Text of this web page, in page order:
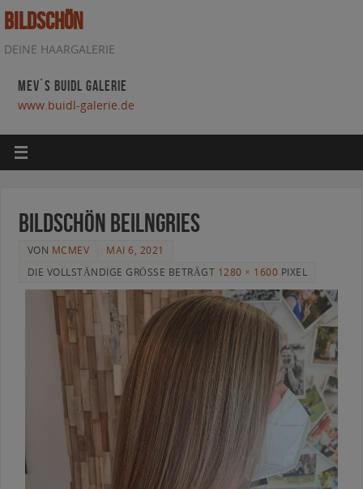
BILDSCHÖN
DEINE HAARGALERIE
MEV´S BUIDL GALERIE
www.buidl-galerie.de
bildschön beilngries
VON MCMEV
MAI 6, 2021
DIE VOLLSTÄNDIGE GRÖSSE BETRÄGT 1280 × 1600 PIXEL